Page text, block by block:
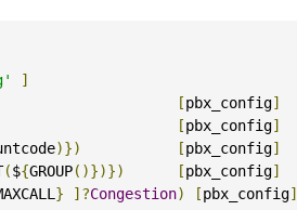
]
[pbx_config]
[pbx_config]
)}) [pbx_config]
(${GROUP()})}) [pbx_config]
} ]?Congestion) [pbx_config]